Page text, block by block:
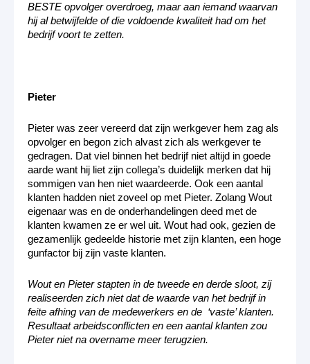
BESTE opvolger overdroeg, maar aan iemand waarvan
hij al betwijfelde of die voldoende kwaliteit had om het
bedrijf voort te zetten.
Pieter
Pieter was zeer vereerd dat zijn werkgever hem zag als
opvolger en begon zich alvast zich als werkgever te
gedragen. Dat viel binnen het bedrijf niet altijd in goede
aarde want hij liet zijn collega’s duidelijk merken dat hij
sommigen van hen niet waardeerde. Ook een aantal
klanten hadden niet zoveel op met Pieter. Zolang Wout
eigenaar was en de onderhandelingen deed met de
klanten kwamen ze er wel uit. Wout had ook, gezien de
gezamenlijk gedeelde historie met zijn klanten, een hoge
gunfactor bij zijn vaste klanten.
Wout en Pieter stapten in de tweede en derde sloot, zij
realiseerden zich niet dat de waarde van het bedrijf in
feite afhing van de medewerkers en de ‘vaste’ klanten.
Resultaat arbeidsconflicten en een aantal klanten zou
Pieter niet na overname meer terugzien.